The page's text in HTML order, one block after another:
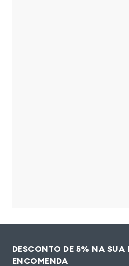
DESCONTO DE 5% NA SUA
ENCOMENDA